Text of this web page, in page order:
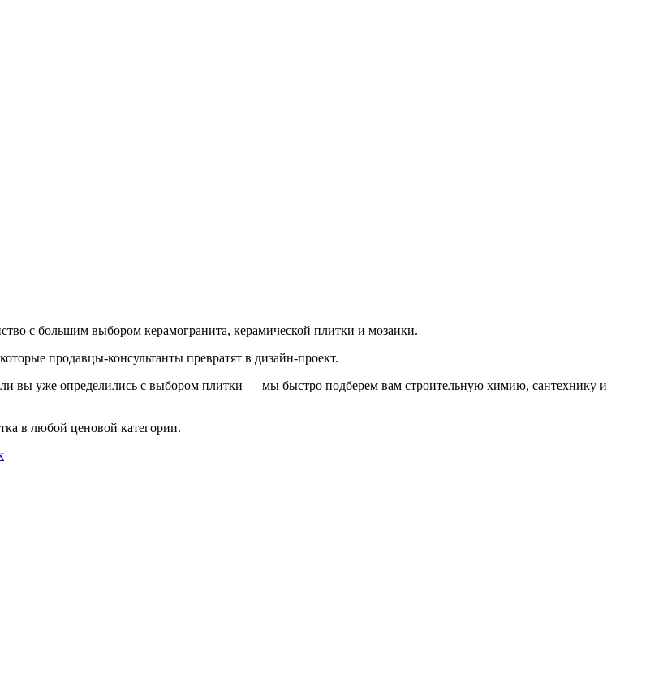
с большим выбором керамогранита, керамической плитки и мозаики.
продавцы-консультанты превратят в дизайн-проект.
вы уже определились с выбором плитки — мы быстро подберем вам строительную химию, сантехнику и
в любой ценовой категории.